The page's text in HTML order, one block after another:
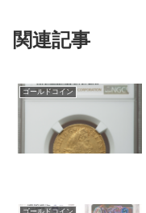
関連記事
ゴールドコイン
ゴールドコイン